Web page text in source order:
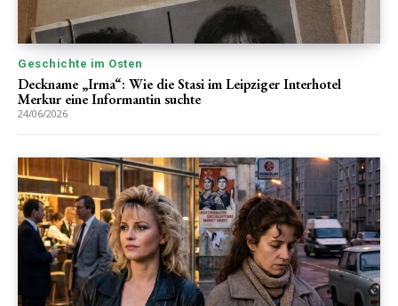
Geschichte im Osten
Deckname „Irma“: Wie die Stasi im Leipziger Interhotel
Merkur eine Informantin suchte
24/06/2026